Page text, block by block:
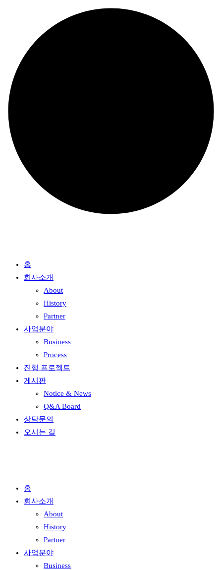
홈
회사소개
About
History
Partner
사업분야
Business
Process
진행 프로젝트
게시판
Notice & News
Q&A Board
상담문의
오시는 길
홈
회사소개
About
History
Partner
사업분야
Business